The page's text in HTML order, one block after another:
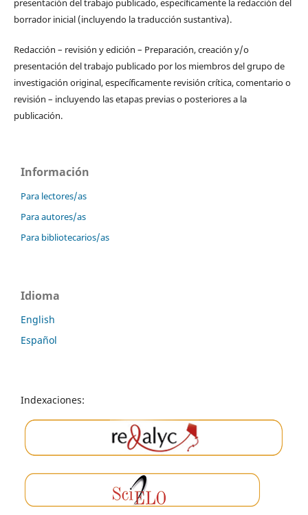
presentación del trabajo publicado, específicamente la redacción del
borrador inicial (incluyendo la traducción sustantiva).
Redacción – revisión y edición – Preparación, creación y/o
presentación del trabajo publicado por los miembros del grupo de
investigación original, específicamente revisión crítica, comentario o
revisión – incluyendo las etapas previas o posteriores a la
publicación.
Información
Para lectores/as
Para autores/as
Para bibliotecarios/as
Idioma
English
Español
Indexaciones: